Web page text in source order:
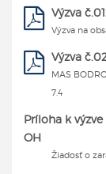
Výzva
Výzva na
Výzva
MAS
7.4
Príloha k
OH
Žiadosť o